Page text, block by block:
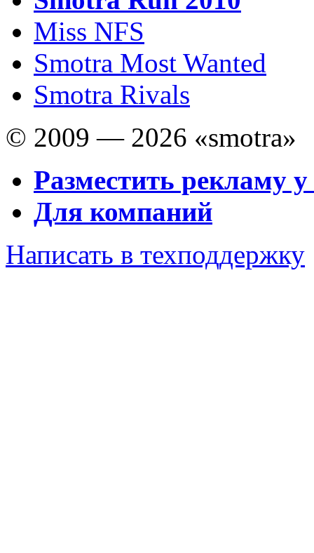
Miss NFS
Smotra Most Wanted
Smotra Rivals
© 2009 — 2026 «smotra»
Разместить рекламу у
Для компаний
Написать в техподдержку